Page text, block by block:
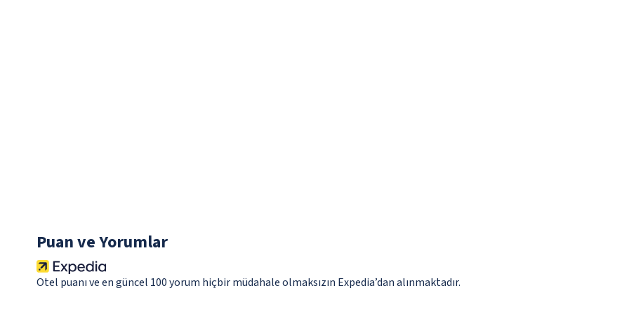
Puan ve Yorumlar
Otel puanı ve en güncel 100 yorum hiçbir müdahale olmaksızın Expedia’dan alınmaktadır.